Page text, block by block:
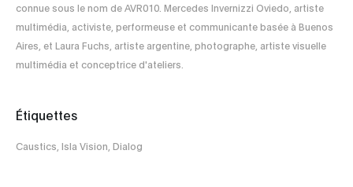
connue sous le nom de AVR010. Mercedes Invernizzi Oviedo, artiste
multimédia, activiste, performeuse et communicante basée à Buenos
Aires, et Laura Fuchs, artiste argentine, photographe, artiste visuelle
multimédia et conceptrice d'ateliers.
Étiquettes
Caustics, Isla Vision, Dialog